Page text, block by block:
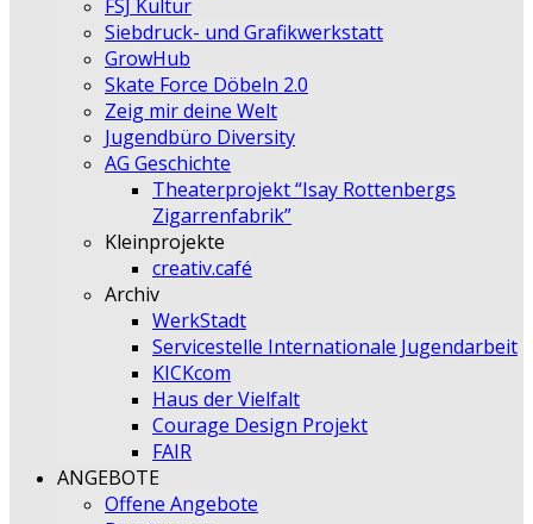
FSJ Kultur
Siebdruck- und Grafikwerkstatt
GrowHub
Skate Force Döbeln 2.0
Zeig mir deine Welt
Jugendbüro Diversity
AG Geschichte
Theaterprojekt “Isay Rottenbergs
Zigarrenfabrik”
Kleinprojekte
creativ.café
Archiv
WerkStadt
Servicestelle Internationale Jugendarbeit
KICKcom
Haus der Vielfalt
Courage Design Projekt
FAIR
ANGEBOTE
Offene Angebote